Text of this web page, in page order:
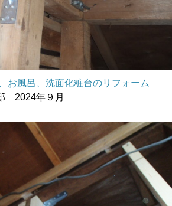
お風呂、洗面化粧台のリフォーム
2024年９月